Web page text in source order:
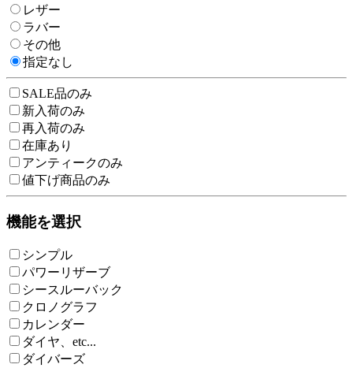
レザー
ラバー
その他
指定なし
SALE品のみ
新入荷のみ
再入荷のみ
在庫あり
アンティークのみ
値下げ商品のみ
機能を選択
シンプル
パワーリザーブ
シースルーバック
クロノグラフ
カレンダー
ダイヤ、etc...
ダイバーズ